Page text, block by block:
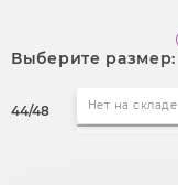
Выберите размер:
44/48 Нет на складе